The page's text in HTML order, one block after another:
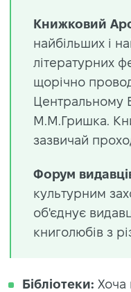
Книжковий
найбільших і
літературних
щорічно
Центральному
М.М.Гришка.
зазвичай
Форум
культурним
об'єднує
книголюбів з
Бібліотеки: Хоча